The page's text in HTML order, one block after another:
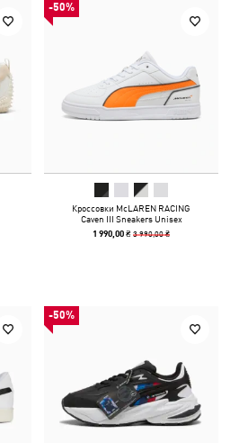
-50%
Кроссовки McLAREN RACING
Caven III Sneakers Unisex
1 990,00 ₴3 990,00 ₴
-50%